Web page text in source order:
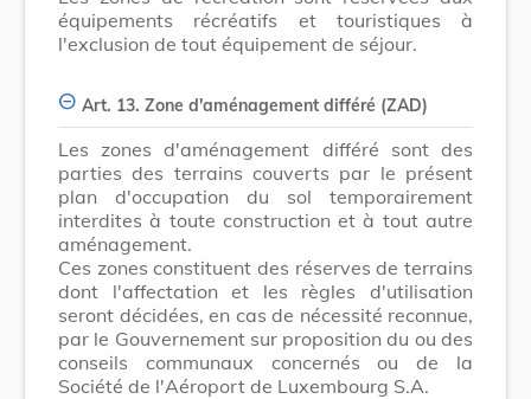
équipements récréatifs et touristiques à
l'exclusion de tout équipement de séjour.
Art. 13. Zone d'aménagement différé (ZAD)
Les zones d'aménagement différé sont des
parties des terrains couverts par le présent
plan d'occupation du sol temporairement
interdites à toute construction et à tout autre
aménagement.
Ces zones constituent des réserves de terrains
dont l'affectation et les règles d'utilisation
seront décidées, en cas de nécessité reconnue,
par le Gouvernement sur proposition du ou des
conseils communaux concernés ou de la
Société de l'Aéroport de Luxembourg S.A.